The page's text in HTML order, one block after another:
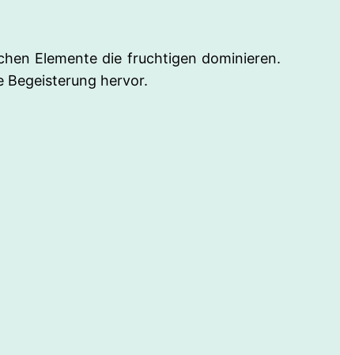
Elemente die fruchtigen dominieren.
Begeisterung hervor.